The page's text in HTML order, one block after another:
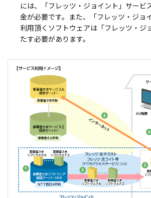
には、「フレッツ・ジョイント」サービ
金が必要です。また、「フレッツ・ジョ
利用頂くソフトウェアは「フレッツ・ジ
たす必要があります。